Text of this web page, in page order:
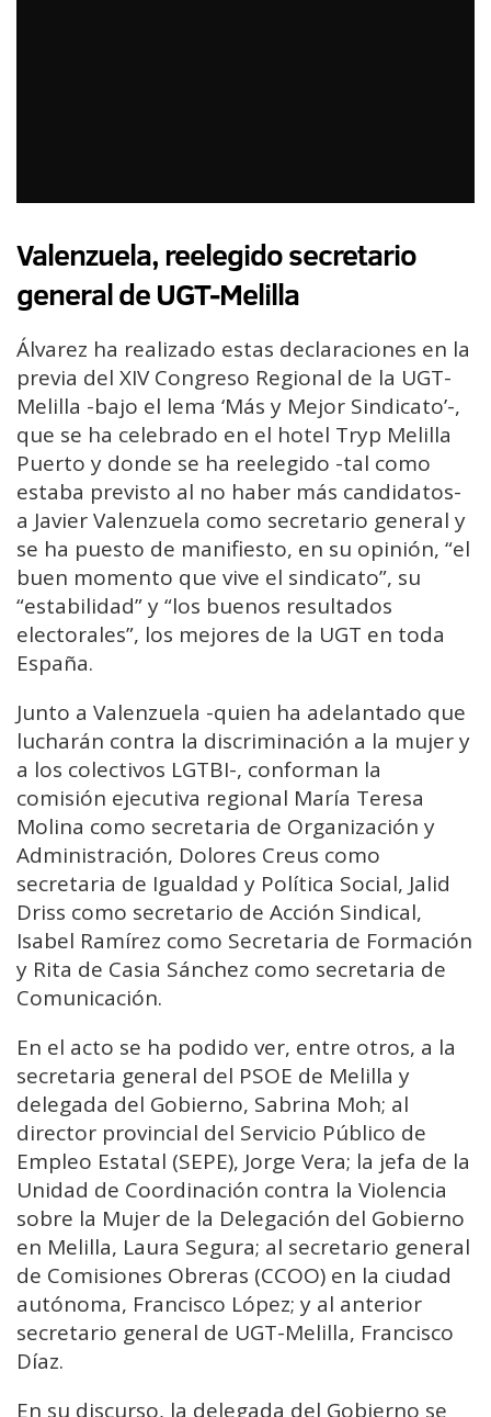
Valenzuela, reelegido secretario
general de UGT-Melilla
Álvarez ha realizado estas declaraciones en la
previa del XIV Congreso Regional de la UGT-
Melilla -bajo el lema ‘Más y Mejor Sindicato’-,
que se ha celebrado en el hotel Tryp Melilla
Puerto y donde se ha reelegido -tal como
estaba previsto al no haber más candidatos-
a Javier Valenzuela como secretario general y
se ha puesto de manifiesto, en su opinión, “el
buen momento que vive el sindicato”, su
“estabilidad” y “los buenos resultados
electorales”, los mejores de la UGT en toda
España.
Junto a Valenzuela -quien ha adelantado que
lucharán contra la discriminación a la mujer y
a los colectivos LGTBI-, conforman la
comisión ejecutiva regional María Teresa
Molina como secretaria de Organización y
Administración, Dolores Creus como
secretaria de Igualdad y Política Social, Jalid
Driss como secretario de Acción Sindical,
Isabel Ramírez como Secretaria de Formación
y Rita de Casia Sánchez como secretaria de
Comunicación.
En el acto se ha podido ver, entre otros, a la
secretaria general del PSOE de Melilla y
delegada del Gobierno, Sabrina Moh; al
director provincial del Servicio Público de
Empleo Estatal (SEPE), Jorge Vera; la jefa de la
Unidad de Coordinación contra la Violencia
sobre la Mujer de la Delegación del Gobierno
en Melilla, Laura Segura; al secretario general
de Comisiones Obreras (CCOO) en la ciudad
autónoma, Francisco López; y al anterior
secretario general de UGT-Melilla, Francisco
Díaz.
En su discurso, la delegada del Gobierno se